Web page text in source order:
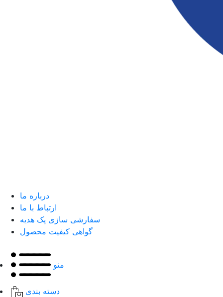
درباره ما
ارتباط با ما
سفارشی سازی پک هدیه
گواهی کیفیت محصول
منو
دسته بندی